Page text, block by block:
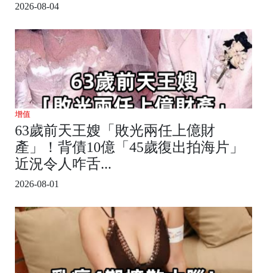
2026-08-04
增值
63歲前天王嫂「敗光兩任上億財
產」！背債10億「45歲復出拍海片」
近況令人咋舌...
2026-08-01